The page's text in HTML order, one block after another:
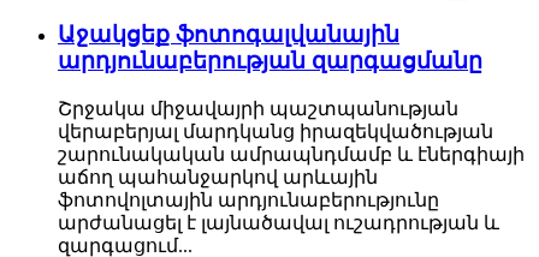
Աջակցեք ֆոտոգալվանային
արդյունաբերության զարգացմանը
Շրջակա միջավայրի պաշտպանության
վերաբերյալ մարդկանց իրազեկվածության
շարունակական ամրապնդմամբ և էներգիայի
աճող պահանջարկով արևային
ֆոտովոլտային արդյունաբերությունը
արժանացել է լայնածավալ ուշադրության և
զարգացում...